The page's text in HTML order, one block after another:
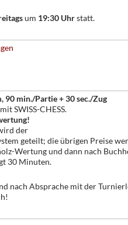
um 19:30 Uhrstatt.
90 min./Partie + 30 sec./Zug
SWISS-CHESS.
der
geteilt; die übrigen Preise
Wertung und dann nach
30 Minuten.
nach Absprache mit der